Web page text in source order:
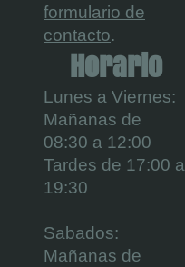
formulario de
contacto.
Horario
Lunes a Viernes:
Mañanas de
08:30 a 12:00
Tardes de 17:00 a
19:30
Sabados:
Mañanas de